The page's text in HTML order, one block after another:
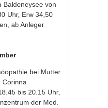
Baldeneysee von
Uhr, Erw 34,50
ab Anleger
bei Mutter
Corinna
bis 20.15 Uhr,
der Med.